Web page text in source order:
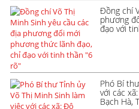
Đồng chí
phương
đạo với
Phó Bí
với các
Bạch Hà,